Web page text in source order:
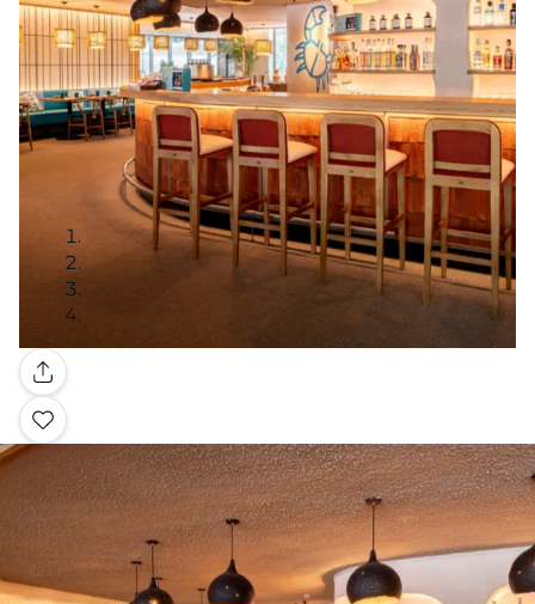
Galería